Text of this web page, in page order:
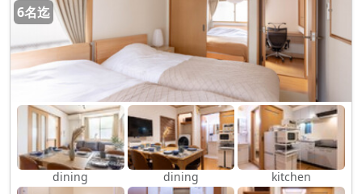
6名迄
dining dining kitchen